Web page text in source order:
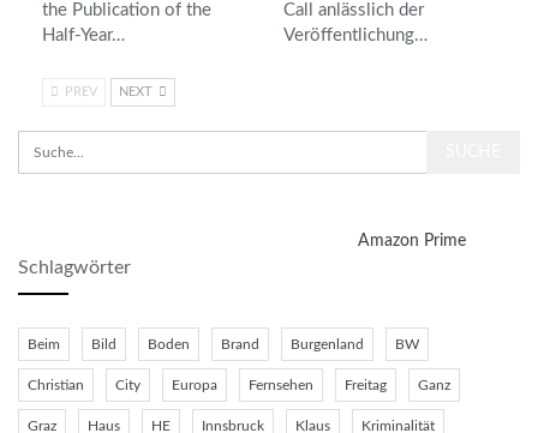
the Publication of the
Half-Year…
Call anlässlich der
Veröffentlichung…
PREV NEXT
Amazon Prime
Schlagwörter
Beim Bild Boden Brand Burgenland BW
Christian City Europa Fernsehen Freitag Ganz
Graz Haus HE Innsbruck Klaus Kriminalität